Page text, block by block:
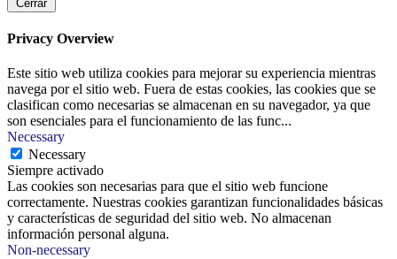
Cerrar
Privacy Overview
Este sitio web utiliza cookies para mejorar su experiencia mientras
navega por el sitio web. Fuera de estas cookies, las cookies que se
clasifican como necesarias se almacenan en su navegador, ya que
son esenciales para el funcionamiento de las func...
Necessary
Necessary
Siempre activado
Las cookies son necesarias para que el sitio web funcione
correctamente. Nuestras cookies garantizan funcionalidades básicas
y características de seguridad del sitio web. No almacenan
información personal alguna.
Non-necessary